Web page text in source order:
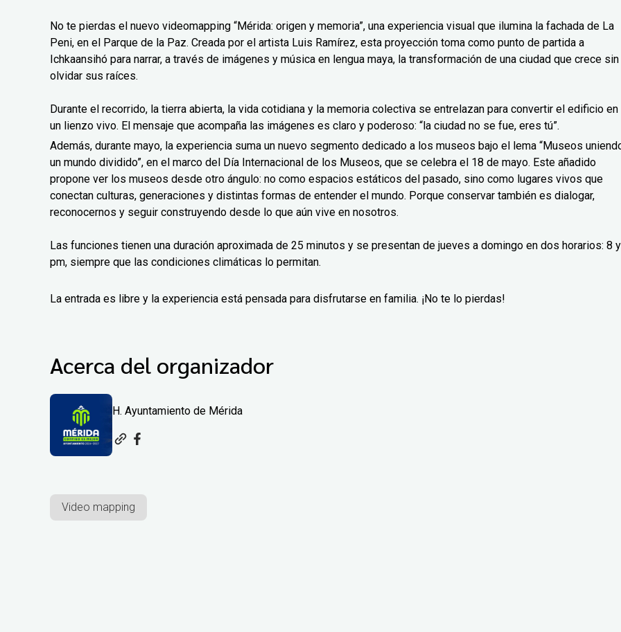
No te pierdas el nuevo videomapping “Mérida: origen y memoria”, una experiencia visual que ilumina la fachada de La
Peni, en el Parque de la Paz. Creada por el artista Luis Ramírez, esta proyección toma como punto de partida a
Ichkaansihó para narrar, a través de imágenes y música en lengua maya, la transformación de una ciudad que crece sin
olvidar sus raíces.
Durante el recorrido, la tierra abierta, la vida cotidiana y la memoria colectiva se entrelazan para convertir el edificio en
un lienzo vivo. El mensaje que acompaña las imágenes es claro y poderoso: “la ciudad no se fue, eres tú”.
Además, durante mayo, la experiencia suma un nuevo segmento dedicado a los museos bajo el lema “Museos
un mundo dividido”, en el marco del Día Internacional de los Museos, que se celebra el 18 de mayo. Este añadido
propone ver los museos desde otro ángulo: no como espacios estáticos del pasado, sino como lugares vivos que
conectan culturas, generaciones y distintas formas de entender el mundo. Porque conservar también es dialogar,
reconocernos y seguir construyendo desde lo que aún vive en nosotros.
Las funciones tienen una duración aproximada de 25 minutos y se presentan de jueves a domingo en dos horarios: 8
pm, siempre que las condiciones climáticas lo permitan.
La entrada es libre y la experiencia está pensada para disfrutarse en familia. ¡No te lo pierdas!
Acerca del organizador
H. Ayuntamiento de Mérida
Video mapping